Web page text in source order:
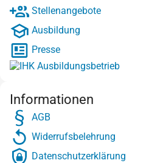
Stellenangebote
Ausbildung
Presse
Informationen
AGB
Widerrufsbelehrung
Datenschutzerklärung